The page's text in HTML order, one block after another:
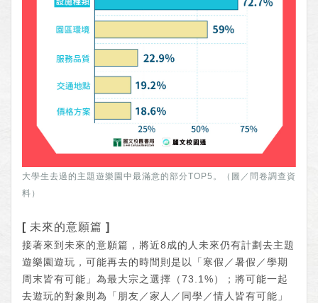
大學生去過的主題遊樂園中最滿意的部分TOP5。（圖／問卷調查資
料）
[ 未來的意願篇 ]
接著來到未來的意願篇，將近8成的人未來仍有計劃去主題
遊樂園遊玩，可能再去的時間則是以「寒假／暑假／學期
周末皆有可能」為最大宗之選擇（73.1%）；將可能一起
去遊玩的對象則為「朋友／家人／同學／情人皆有可能」